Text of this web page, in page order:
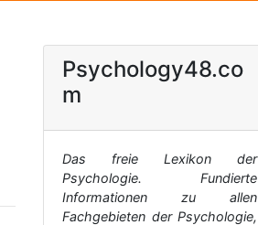
Psychology48.co
m
Das freie Lexikon der
Psychologie. Fundierte
Informationen zu allen
Fachgebieten der Psychologie,